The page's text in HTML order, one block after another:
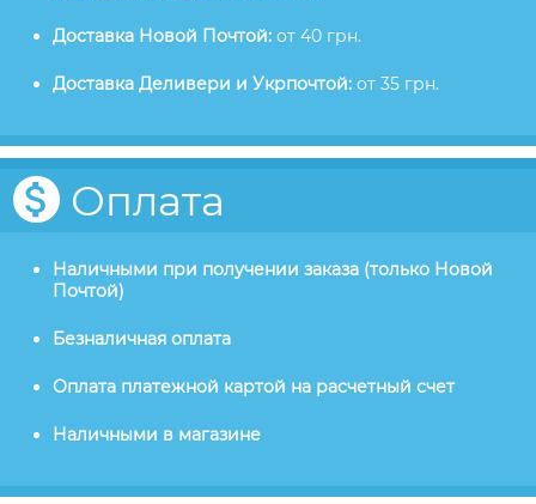
Доставка Новой Почтой: от 40 грн.
Доставка Деливери и Укрпочтой: от 35 грн.
Оплата
Наличными при получении заказа (только Новой
Почтой)
Безналичная оплата
Оплата платежной картой на расчетный счет
Наличными в магазине